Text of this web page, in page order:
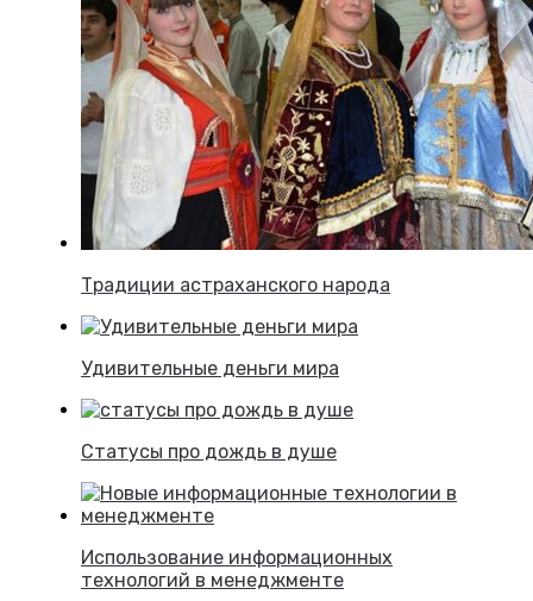
Традиции астраханского народа
Удивительные деньги мира
Статусы про дождь в душе
Использование информационных
технологий в менеджменте